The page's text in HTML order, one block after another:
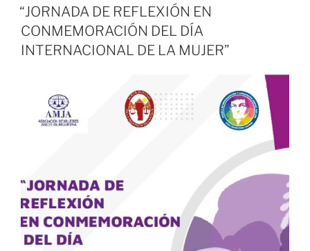
EL
“JORNADA DE REFLEXIÓN EN
CONMEMORACIÓN DEL DÍA
INTERNACIONAL DE LA MUJER”